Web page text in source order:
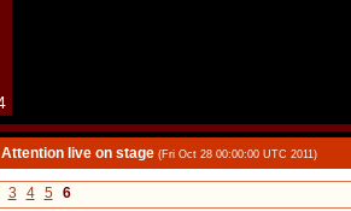
live on stage (Fri Oct 28 00:00:00 UTC 2011)
3 4 5 6